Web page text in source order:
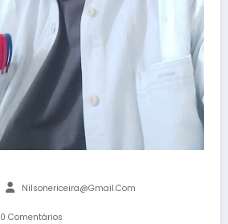
Nilsonericeira@gmail.com
0 Comentários